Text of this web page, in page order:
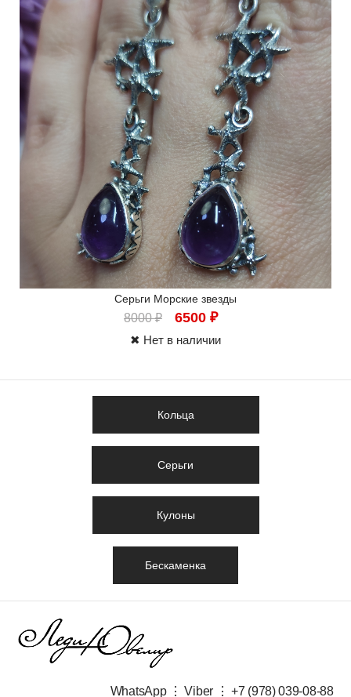
Серьги Морские звезды
8000₽ 6500 ₽
✖ Нет в наличии
Кольца
Серьги
Кулоны
Бескаменка
WhatsApp ⋮ Viber ⋮ +7 (978) 039-08-88​